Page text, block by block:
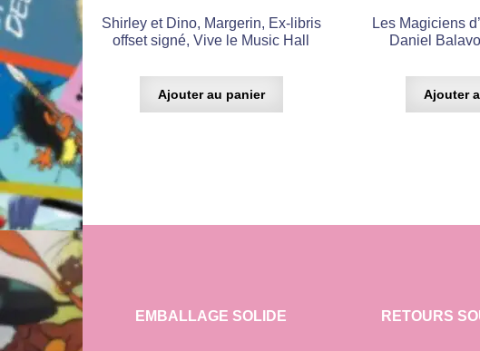
Shirley et Dino, Margerin, Ex-libris
offset signé, Vive le Music Hall
Ajouter au panier
Les Magiciens
Daniel
Ajouter
EMBALLAGE SOLIDE RETOURS